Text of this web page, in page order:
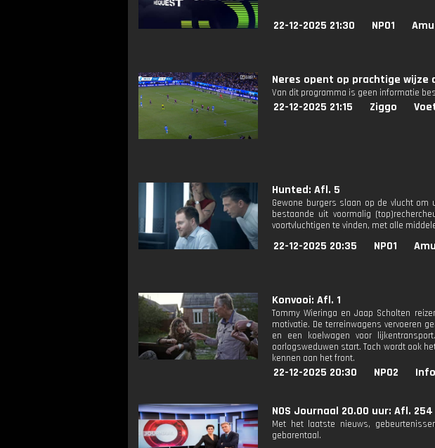
22-12-2025 21:30 NPO1
Neres opent op prachtige wijze
Van dit programma is geen informatie
22-12-2025 21:15 Ziggo
Hunted: Afl. 5
Gewone burgers slaan op de vlucht
bestaande uit voormalig
voortvluchtigen te vinden, met alle
22-12-2025 20:35 NPO1
Konvooi: Afl. 1
Tommy Wieringa en Jaap Scholten
motivatie. De terreinwagens vervoeren
en een koelwagen voor
oorlogsweduwen start. Toch wordt ook
kennen aan het front.
22-12-2025 20:30 NPO2
NOS Journaal 20.00 uur: Afl. 254
Met het laatste nieuws,
gebarentaal.